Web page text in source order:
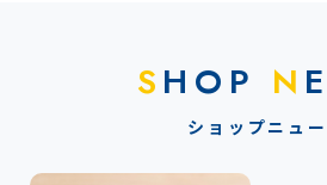
SHOP N
ショップニュ